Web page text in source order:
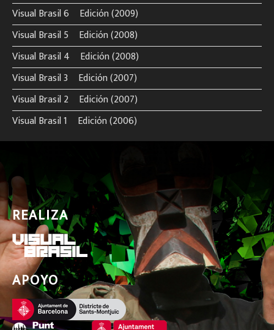
Visual Brasil 6º Edición (2009)
Visual Brasil 5º Edición (2008)
Visual Brasil 4º Edición (2008)
Visual Brasil 3º Edición (2007)
Visual Brasil 2º Edición (2007)
Visual Brasil 1º Edición (2006)
REALIZA
APOYO